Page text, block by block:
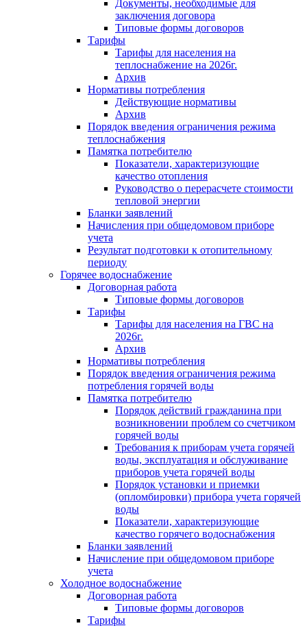
Документы, необходимые для
заключения договора
Типовые формы договоров
Тарифы
Тарифы для населения на
теплоснабжение на 2026г.
Архив
Нормативы потребления
Действующие нормативы
Архив
Порядок введения ограничения режима
теплоснабжения
Памятка потребителю
Показатели, характеризующие
качество отопления
Руководство о перерасчете стоимости
тепловой энергии
Бланки заявлений
Начисления при общедомовом приборе
учета
Результат подготовки к отопительному
периоду
Горячее водоснабжение
Договорная работа
Типовые формы договоров
Тарифы
Тарифы для населения на ГВС на
2026г.
Архив
Нормативы потребления
Порядок введения ограничения режима
потребления горячей воды
Памятка потребителю
Порядок действий гражданина при
возникновении проблем со счетчиком
горячей воды
Требования к приборам учета горячей
воды, эксплуатация и обслуживание
приборов учета горячей воды
Порядок установки и приемки
(опломбировки) прибора учета горячей
воды
Показатели, характеризующие
качество горячего водоснабжения
Бланки заявлений
Начисление при общедомовом приборе
учета
Холодное водоснабжение
Договорная работа
Типовые формы договоров
Тарифы